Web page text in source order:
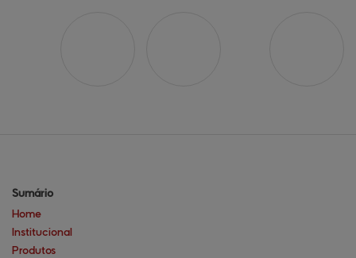
Sumário
Home
Institucional
Produtos